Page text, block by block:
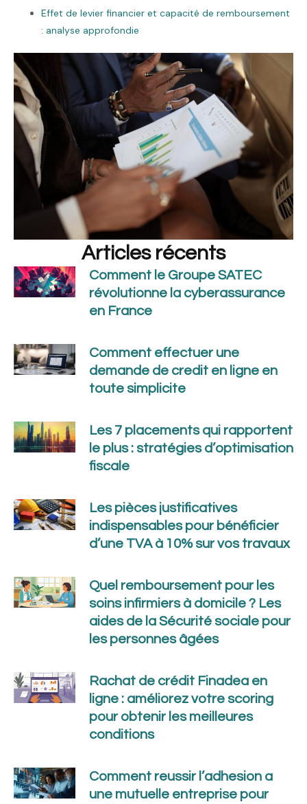
Effet de levier financier et capacité de remboursement
: analyse approfondie
Articles récents
Comment le Groupe SATEC
révolutionne la cyberassurance
en France
Comment effectuer une
demande de credit en ligne en
toute simplicite
Les 7 placements qui rapportent
le plus : stratégies d’optimisation
fiscale
Les pièces justificatives
indispensables pour bénéficier
d’une TVA à 10% sur vos travaux
Quel remboursement pour les
soins infirmiers à domicile ? Les
aides de la Sécurité sociale pour
les personnes âgées
Rachat de crédit Finadea en
ligne : améliorez votre scoring
pour obtenir les meilleures
conditions
Comment reussir l’adhesion a
une mutuelle entreprise pour